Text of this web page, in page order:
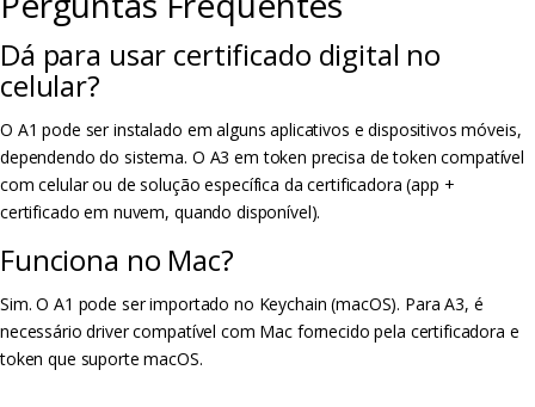
Dá para usar certificado digital no
celular?
O A1 pode ser instalado em alguns aplicativos e dispositivos móveis,
dependendo do sistema. O A3 em token precisa de token compatível
com celular ou de solução específica da certificadora (app +
certificado em nuvem, quando disponível).
Funciona no Mac?
Sim. O A1 pode ser importado no Keychain (macOS). Para A3, é
necessário driver compatível com Mac fornecido pela certificadora e
token que suporte macOS.